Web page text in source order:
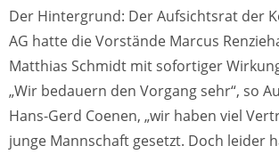
Der Hintergrund: Der Aufsichtsrat der
AG hatte die Vorstände Marcus
Matthias Schmidt mit sofortiger
„Wir bedauern den Vorgang sehr“, so
Hans-Gerd Coenen, „wir haben viel
junge Mannschaft gesetzt. Doch leider